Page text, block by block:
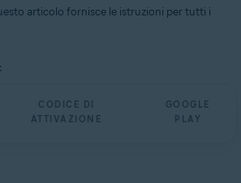
articolo fornisce le istruzioni per tutti i
CODICE DI
ATTIVAZIONE
GOOGLE
PLAY